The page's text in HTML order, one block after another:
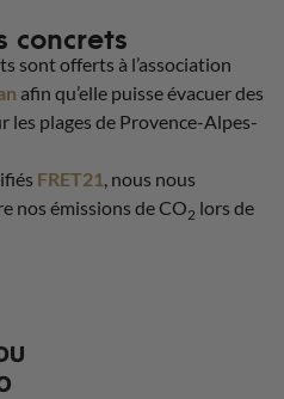
concrets
sont offerts à l’association
afin qu’elle puisse évacuer des
les plages de Provence-Alpes-
FRET21, nous nous
nos émissions de CO2 lors de